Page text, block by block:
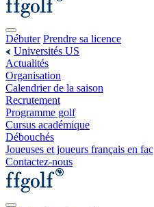
Débuter Prendre sa licence
Universités US
Actualités
Organisation
Calendrier de la saison
Recrutement
Programme golf
Cursus académique
Débouchés
Joueuses et joueurs français en fac
Contactez-nous